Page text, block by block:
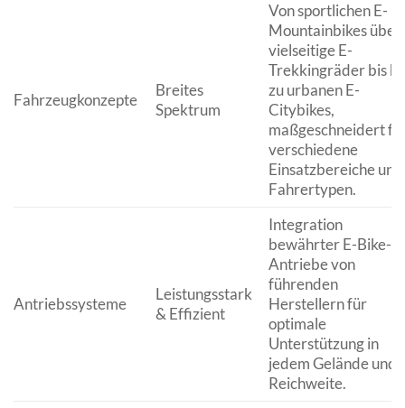
Fahrzeugkonzepte
Breites
Spektrum
Von sportlichen E-
Mountainbikes über
vielseitige E-
Trekkingräder bis
zu urbanen E-
Citybikes,
maßgeschneidert
verschiedene
Einsatzbereiche und
Fahrertypen.
Antriebssysteme
Leistungsstark
& Effizient
Integration
bewährter E-Bike-
Antriebe von
führenden
Herstellern für
optimale
Unterstützung in
jedem Gelände und
Reichweite.